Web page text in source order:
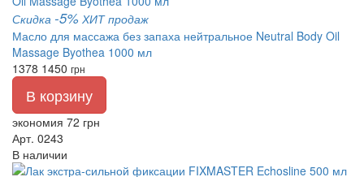
Скидка -5% ХИТ продаж
Масло для массажа без запаха нейтральное Neutral Body Oil
Massage Byothea 1000 мл
1378 1450 грн
В корзину
экономия 72 грн
Арт. 0243
В наличии